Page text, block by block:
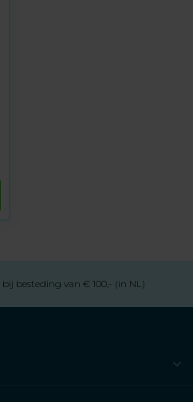
bij besteding van € 100,- (in NL)